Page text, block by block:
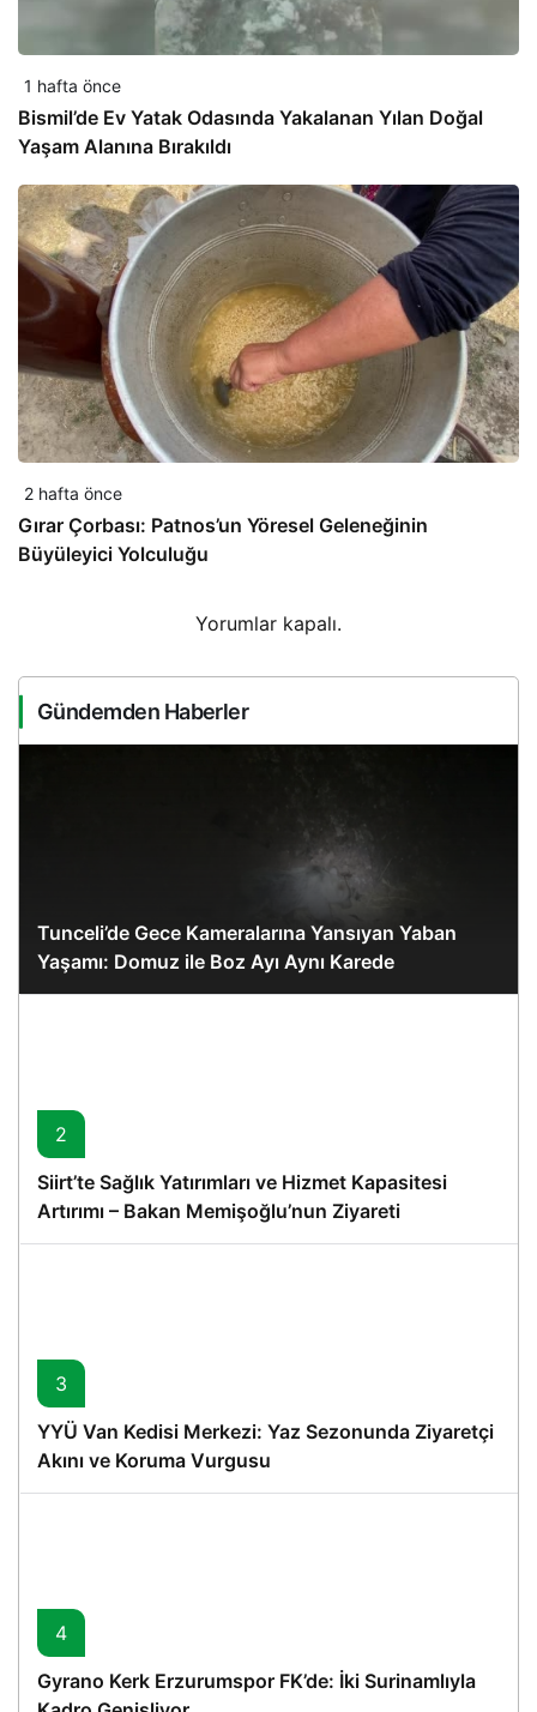
1 hafta önce
Bismil’de Ev Yatak Odasında Yakalanan Yılan Doğal
Yaşam Alanına Bırakıldı
2 hafta önce
Gırar Çorbası: Patnos’un Yöresel Geleneğinin
Büyüleyici Yolculuğu
Yorumlar kapalı.
Gündemden Haberler
Tunceli’de Gece Kameralarına Yansıyan Yaban
Yaşamı: Domuz ile Boz Ayı Aynı Karede
2
Siirt’te Sağlık Yatırımları ve Hizmet Kapasitesi
Artırımı – Bakan Memişoğlu’nun Ziyareti
3
YYÜ Van Kedisi Merkezi: Yaz Sezonunda Ziyaretçi
Akını ve Koruma Vurgusu
4
Gyrano Kerk Erzurumspor FK’de: İki Surinamlıyla